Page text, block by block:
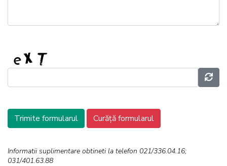
Trimite formularul Curăță formularul
Informatii suplimentare obtineti la telefon 021/336.04.16;
031/401.63.88